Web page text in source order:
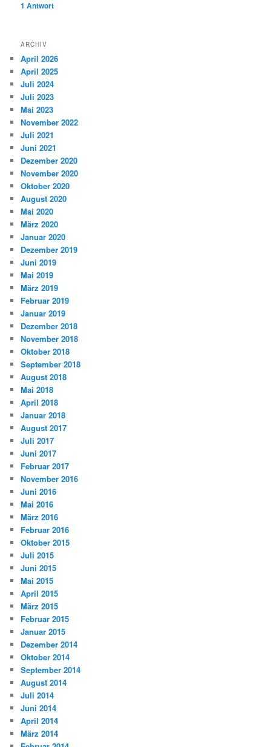
1 Antwort
ARCHIV
April 2026
April 2025
Juli 2024
Juli 2023
Mai 2023
November 2022
Juli 2021
Juni 2021
Dezember 2020
November 2020
Oktober 2020
August 2020
Mai 2020
März 2020
Januar 2020
Dezember 2019
Juni 2019
Mai 2019
März 2019
Februar 2019
Januar 2019
Dezember 2018
November 2018
Oktober 2018
September 2018
August 2018
Mai 2018
April 2018
Januar 2018
August 2017
Juli 2017
Juni 2017
Februar 2017
November 2016
Juni 2016
Mai 2016
März 2016
Februar 2016
Oktober 2015
Juli 2015
Juni 2015
Mai 2015
April 2015
März 2015
Februar 2015
Januar 2015
Dezember 2014
Oktober 2014
September 2014
August 2014
Juli 2014
Juni 2014
April 2014
März 2014